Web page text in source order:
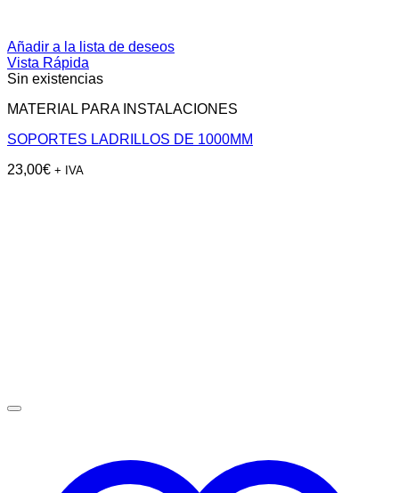
Añadir a la lista de deseos
Vista Rápida
Sin existencias
MATERIAL PARA INSTALACIONES
SOPORTES LADRILLOS DE 1000MM
23,00€ + IVA